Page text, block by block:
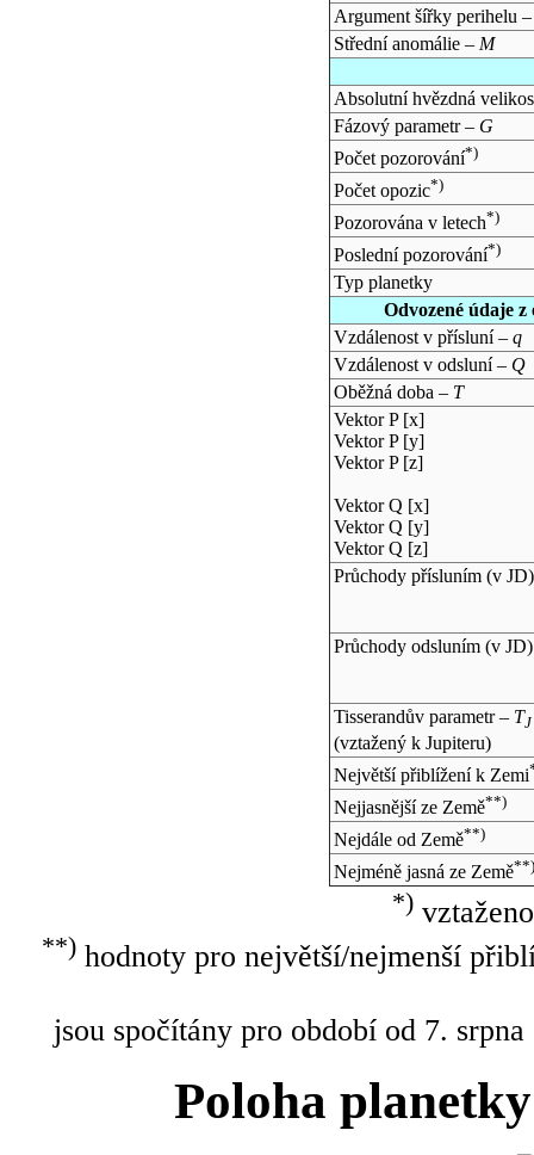
Argument šířky perihelu
Střední anomálie – M
Absolutní hvězdná
Fázový parametr – G
Počet pozorování*)
Počet opozic*)
Pozorována v letech*)
Poslední pozorování*)
Typ planetky
Odvozené údaje
Vzdálenost v přísluní – q
Vzdálenost v odsluní – Q
Oběžná doba – T
Vektor P [x]
Vektor P [y]
Vektor P [z]
Vektor Q [x]
Vektor Q [y]
Vektor Q [z]
Průchody přísluním (v JD)
Průchody odsluním (v JD)
Tisserandův parametr – TJ
(vztažený k Jupiteru)
Největší přiblížení k Zemi
Nejjasnější ze Země**)
Nejdále od Země**)
Nejméně jasná ze Země**)
*)
**)hodnoty pro největší/nejmenší
jsou spočítány pro období od 7.
Poloha